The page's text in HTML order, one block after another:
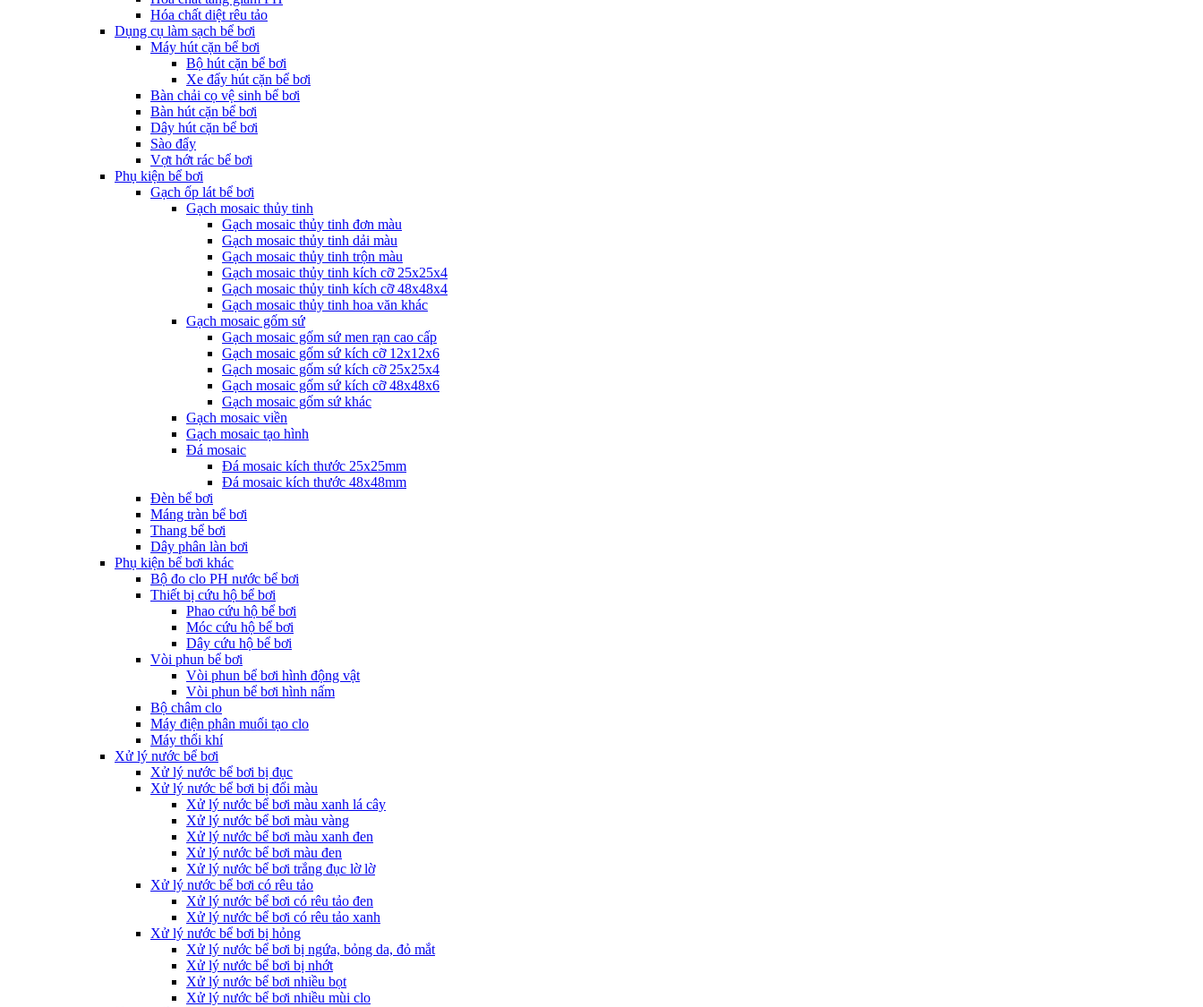
Hóa chất diệt rêu tảo
Dụng cụ làm sạch bể bơi
Máy hút cặn bể bơi
Bộ hút cặn bể bơi
Xe đẩy hút cặn bể bơi
Bàn chải cọ vệ sinh bể bơi
Bàn hút cặn bể bơi
Dây hút cặn bể bơi
Sào đẩy
Vợt hớt rác bể bơi
Phụ kiện bể bơi
Gạch ốp lát bể bơi
Gạch mosaic thủy tinh
Gạch mosaic thủy tinh đơn màu
Gạch mosaic thủy tinh dải màu
Gạch mosaic thủy tinh trộn màu
Gạch mosaic thủy tinh kích cỡ 25x25x4
Gạch mosaic thủy tinh kích cỡ 48x48x4
Gạch mosaic thủy tinh hoa văn khác
Gạch mosaic gốm sứ
Gạch mosaic gốm sứ men rạn cao cấp
Gạch mosaic gốm sứ kích cỡ 12x12x6
Gạch mosaic gốm sứ kích cỡ 25x25x4
Gạch mosaic gốm sứ kích cỡ 48x48x6
Gạch mosaic gốm sứ khác
Gạch mosaic viền
Gạch mosaic tạo hình
Đá mosaic
Đá mosaic kích thước 25x25mm
Đá mosaic kích thước 48x48mm
Đèn bể bơi
Máng tràn bể bơi
Thang bể bơi
Dây phân làn bơi
Phụ kiện bể bơi khác
Bộ đo clo PH nước bể bơi
Thiết bị cứu hộ bể bơi
Phao cứu hộ bể bơi
Móc cứu hộ bể bơi
Dây cứu hộ bể bơi
Vòi phun bể bơi
Vòi phun bể bơi hình động vật
Vòi phun bể bơi hình nấm
Bộ châm clo
Máy điện phân muối tạo clo
Máy thổi khí
Xử lý nước bể bơi
Xử lý nước bể bơi bị đục
Xử lý nước bể bơi bị đổi màu
Xử lý nước bể bơi màu xanh lá cây
Xử lý nước bể bơi màu vàng
Xử lý nước bể bơi màu xanh đen
Xử lý nước bể bơi màu đen
Xử lý nước bể bơi trắng đục lờ lờ
Xử lý nước bể bơi có rêu tảo
Xử lý nước bể bơi có rêu tảo đen
Xử lý nước bể bơi có rêu tảo xanh
Xử lý nước bể bơi bị hỏng
Xử lý nước bể bơi bị ngứa, bỏng da, đỏ mắt
Xử lý nước bể bơi bị nhớt
Xử lý nước bể bơi nhiều bọt
Xử lý nước bể bơi nhiều mùi clo